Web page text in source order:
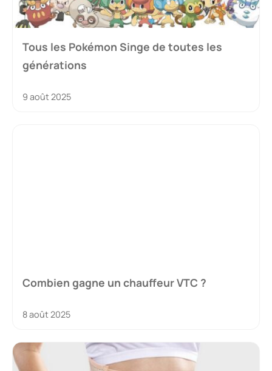
Tous les Pokémon Singe de toutes les
générations
9 août 2025
Combien gagne un chauffeur VTC ?
8 août 2025